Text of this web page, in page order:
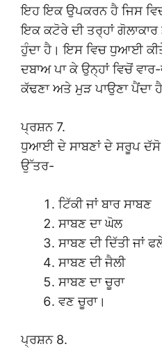
ਇਹ ਇਕ ਉਪਕਰਨ ਹੈ ਜਿਸ
ਇਕ ਕਟੋਰੇ ਦੀ ਤਰ੍ਹਾਂ
ਹੁੰਦਾ ਹੈ। ਇਸ ਵਿਚ ਧੁਆਈ
ਦਬਾਅ ਪਾ ਕੇ ਉਨ੍ਹਾਂ ਵਿਚੋਂ
ਕੱਢਣਾ ਅਤੇ ਮੁੜ ਪਾਉਣਾ ਪੈਂਦਾ
ਪ੍ਰਸ਼ਨ 7.
ਧੁਆਈ ਦੇ ਸਾਬਣਾਂ ਦੇ ਸਰੂਪ
ਉੱਤਰ-
ਟਿੱਕੀ ਜਾਂ ਬਾਰ ਸਾਬਣ
ਸਾਬਣ ਦਾ ਘੋਲ
ਸਾਬਣ ਦੀ ਦਿੱਤੀ ਜਾਂ
ਸਾਬਣ ਦੀ ਜੈਲੀ
ਸਾਬਣ ਦਾ ਚੂਰਾ
ਵਣ ਚੂਰਾ।
ਪ੍ਰਸ਼ਨ 8.